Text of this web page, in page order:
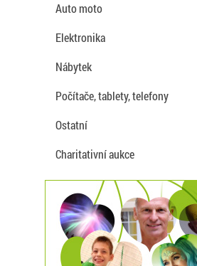
Auto moto
Elektronika
Nábytek
Počítače, tablety, telefony
Ostatní
Charitativní aukce